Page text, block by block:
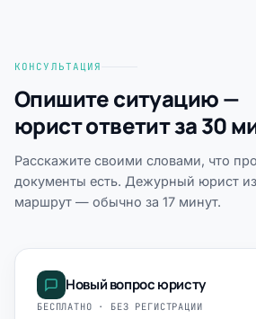
КОНСУЛЬТАЦИЯ
Опишите ситуацию —
юрист ответит за 30
Расскажите своими словами, что
документы есть. Дежурный юрист
маршрут — обычно за 17 минут.
Новый вопрос юристу
БЕСПЛАТНО · БЕЗ РЕГИСТРАЦИИ